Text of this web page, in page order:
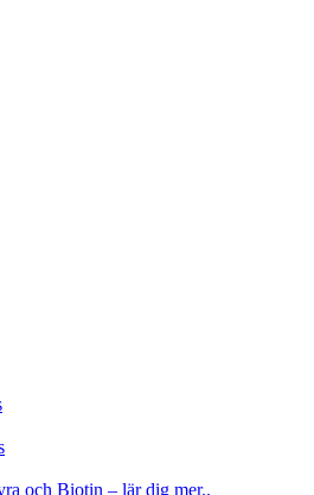
och Biotin – lär dig mer..